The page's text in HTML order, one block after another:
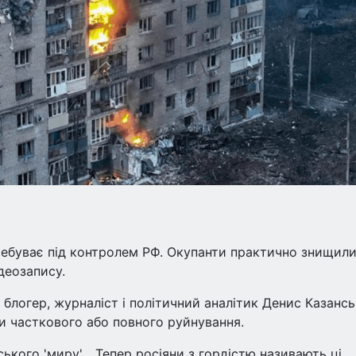
під контролем РФ. Окупанти практично знищили
журналіст і політичний аналітик Денис
або повного руйнування.